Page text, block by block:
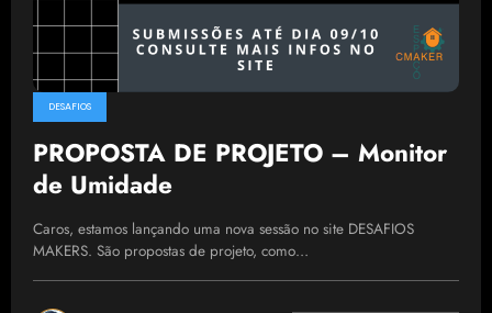
DESAFIOS
PROPOSTA DE PROJETO – Monitor
de Umidade
Caros, estamos lançando uma nova sessão no site DESAFIOS
MAKERS. São propostas de projeto, como…